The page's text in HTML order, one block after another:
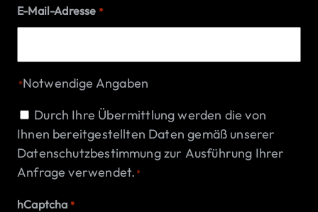
E-Mail-Adresse *
*Notwendige Angaben
Einwilligung
*
Durch Ihre Übermittlung werden die von
Ihnen bereitgestellten Daten gemäß unserer
Datenschutzbestimmungzur Ausführung Ihrer
Anfrage verwendet. *
hCaptcha *